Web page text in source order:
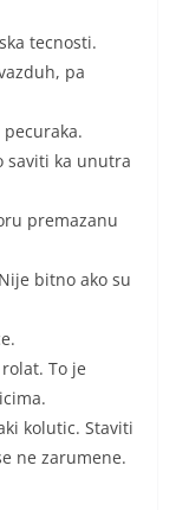
tecnosti.
pa
saviti ka unutra
premazanu
bitno ako su
To je
kolutic. Staviti
ne zarumene.